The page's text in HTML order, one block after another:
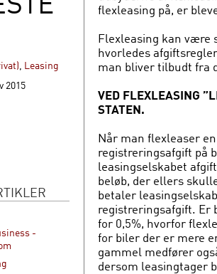
Leasing
2015
-
flexleasing på, er
Flexleasing kan være
hvorledes
man bliver tilbudt fra
VED FLEXLEASING
STATEN.
Når man flexleaser
registreringsafgift på
leasingselskabet
beløb, der ellers
betaler
registreringsafgift. Er
for 0,5%, hvorfor
for biler der er mere
gammel medfører
dersom leasingtager